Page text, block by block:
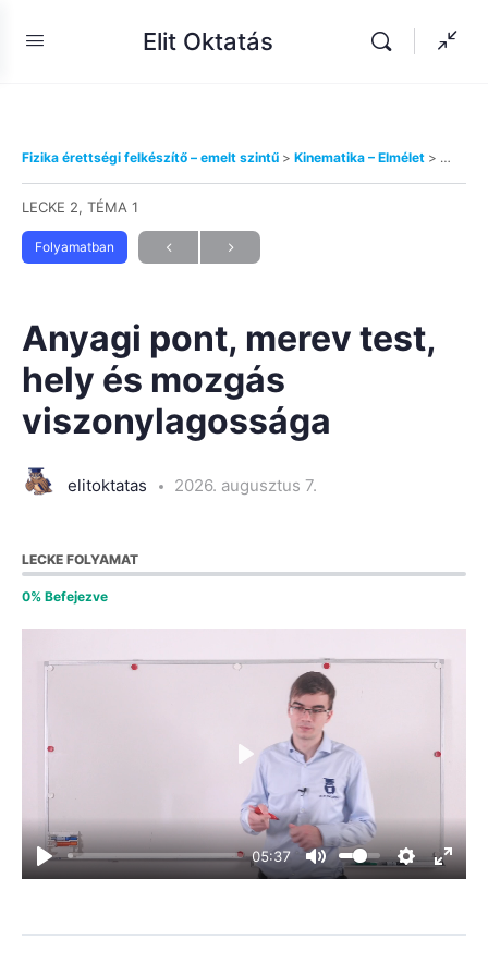
Elit Oktatás
Fizika érettségi felkészítő – emelt szintű Kinematika – Elmélet
LECKE 2, TÉMA 1
Folyamatban
Anyagi pont, merev test,
hely és mozgás
viszonylagossága
elitoktatas 2026. augusztus 7.
LECKE FOLYAMAT
0% Befejezve
05:37
Play